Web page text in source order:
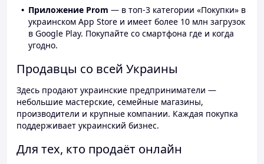
Приложение Prom — в топ-3 категории «Покупки» в
украинском App Store и имеет более 10 млн загрузок
в Google Play. Покупайте со смартфона где и когда
угодно.
Продавцы со всей Украины
Здесь продают украинские предприниматели —
небольшие мастерские, семейные магазины,
производители и крупные компании. Каждая покупка
поддерживает украинский бизнес.
Для тех, кто продаёт онлайн